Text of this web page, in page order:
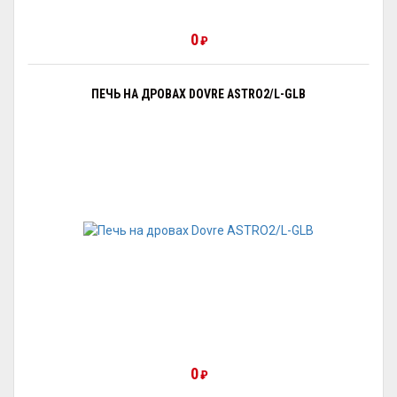
0₽
ПЕЧЬ НА ДРОВАХ DOVRE ASTRO2/L-GLB
0₽